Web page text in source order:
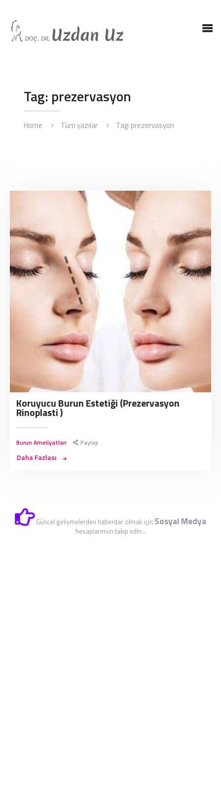
Tag: prezervasyon
Home Tüm yazılar Tag: prezervasyon
KBB HASTALIKLARI
KBB AMELIYATLARI
BLOG
Koruyucu Burun Estetiği (Prezervasyon
Rinoplasti )
Burun Ameliyatları Paylaş
Daha Fazlası
Güncel gelişmelerden haberdar olmak için Sosyal Medya
hesaplarımızı takip edin...